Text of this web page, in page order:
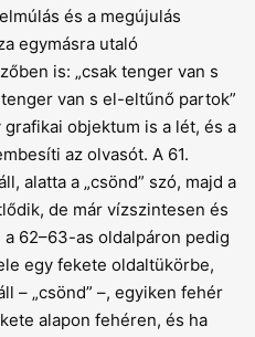
és a megújulás
egymásra utaló
is: „csak tenger van s
van s el-eltűnő partok”
objektum is a lét, és a
az olvasót. A 61.
alatta a „csönd” szó, majd a
de már vízszintesen és
62–63-as oldalpáron pedig
egy fekete oldaltükörbe,
– „csönd” –, egyiken fehér
alapon fehéren, és ha